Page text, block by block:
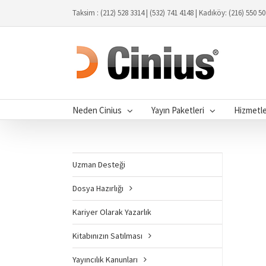
Taksim : (212) 528 3314 | (532) 741 4148 | Kadıköy: (216) 550
Neden Cinius Yayın Paketleri
Uzman Desteği
Dosya Hazırlığı
Kariyer Olarak Yazarlık
Kitabınızın Satılması
Yayıncılık Kanunları